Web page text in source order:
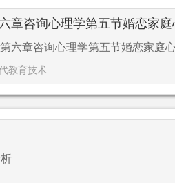
章咨询心理学第五节婚恋家庭
六章咨询心理学第五节婚恋家庭
教育技术